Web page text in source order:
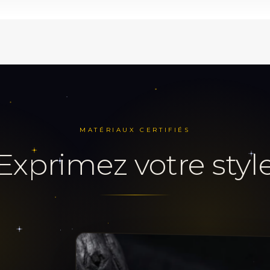
votre look. Que ce soit pour une journée décontractée ou
et un charme irrésistible à votre oreille.
MATÉRIAUX CERTIFIÉS
exprimez votre